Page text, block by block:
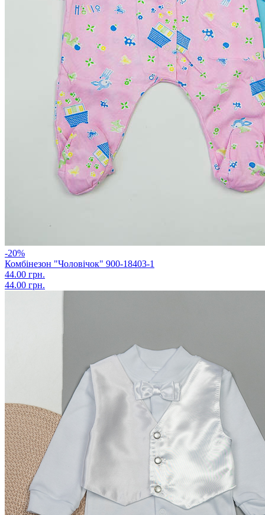
-20%
Комбінезон "Чоловічок" 900-18403-1
44.00 грн.
44.00 грн.